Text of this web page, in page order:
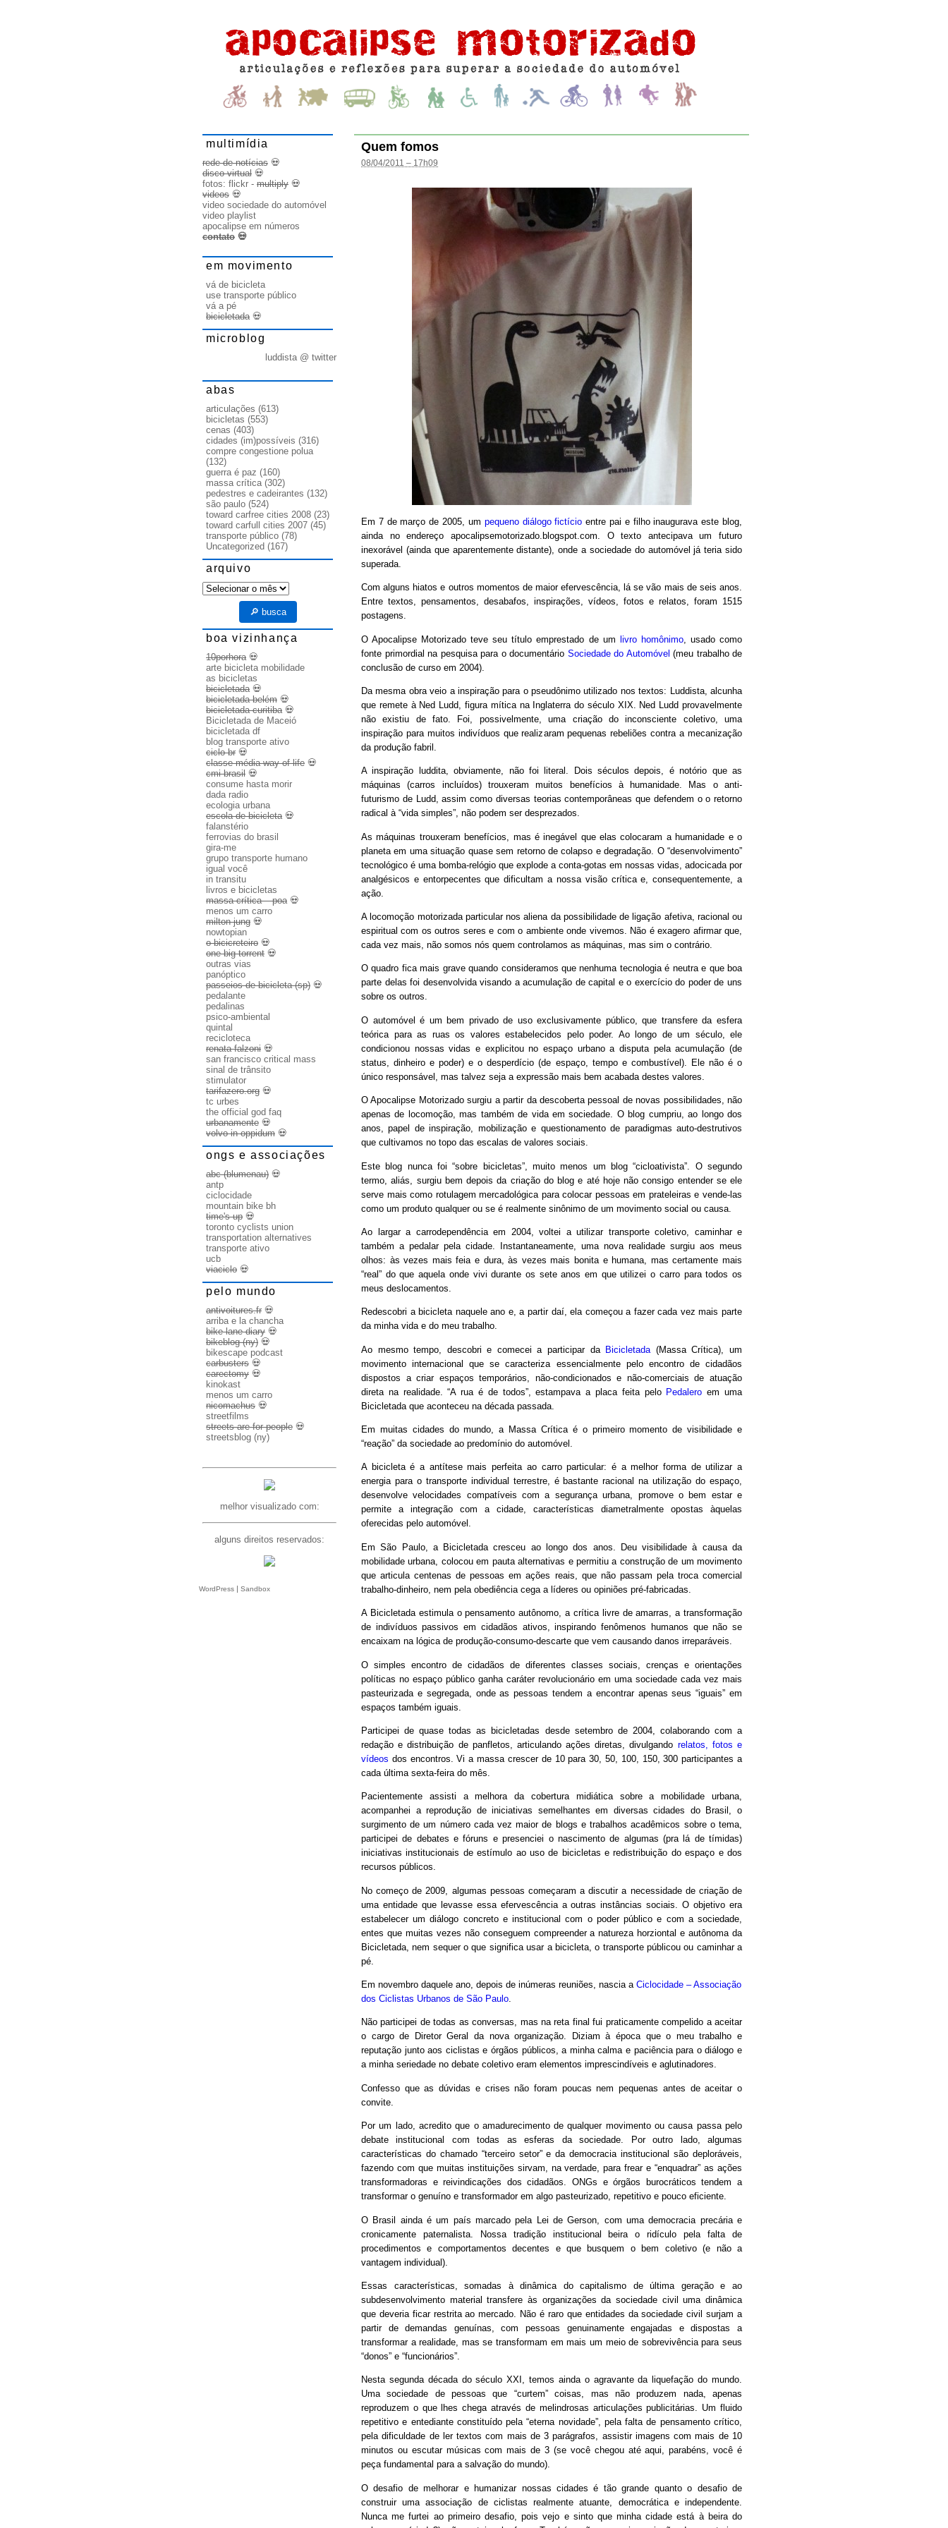
Quem fomos
08/04/2011 – 17h09
Em 7 de março de 2005, um pequeno diálogo fictício entre pai e filho inaugurava este blog,
ainda no endereço apocalipsemotorizado.blogspot.com. O texto antecipava um futuro
inexorável (ainda que aparentemente distante), onde a sociedade do automóvel já teria sido
superada.
Com alguns hiatos e outros momentos de maior efervescência, lá se vão mais de seis anos.
Entre textos, pensamentos, desabafos, inspirações, vídeos, fotos e relatos, foram 1515
postagens.
O Apocalipse Motorizado teve seu título emprestado de um livro homônimo, usado como
fonte primordial na pesquisa para o documentário Sociedade do Automóvel (meu trabalho de
conclusão de curso em 2004).
Da mesma obra veio a inspiração para o pseudônimo utilizado nos textos: Luddista, alcunha
que remete à Ned Ludd, figura mítica na Inglaterra do século XIX. Ned Ludd provavelmente
não existiu de fato. Foi, possivelmente, uma criação do inconsciente coletivo, uma
inspiração para muitos indivíduos que realizaram pequenas rebeliões contra a mecanização
da produção fabril.
A inspiração luddita, obviamente, não foi literal. Dois séculos depois, é notório que as
máquinas (carros incluídos) trouxeram muitos benefícios à humanidade. Mas o anti-
futurismo de Ludd, assim como diversas teorias contemporâneas que defendem o o retorno
radical à “vida simples”, não podem ser desprezados.
As máquinas trouxeram benefícios, mas é inegável que elas colocaram a humanidade e o
planeta em uma situação quase sem retorno de colapso e degradação. O “desenvolvimento”
tecnológico é uma bomba-relógio que explode a conta-gotas em nossas vidas, adocicada por
analgésicos e entorpecentes que dificultam a nossa visão crítica e, consequentemente, a
ação.
A locomoção motorizada particular nos aliena da possibilidade de ligação afetiva, racional ou
espiritual com os outros seres e com o ambiente onde vivemos. Não é exagero afirmar que,
cada vez mais, não somos nós quem controlamos as máquinas, mas sim o contrário.
O quadro fica mais grave quando consideramos que nenhuma tecnologia é neutra e que boa
parte delas foi desenvolvida visando a acumulação de capital e o exercício do poder de uns
sobre os outros.
O automóvel é um bem privado de uso exclusivamente público, que transfere da esfera
teórica para as ruas os valores estabelecidos pelo poder. Ao longo de um século, ele
condicionou nossas vidas e explicitou no espaço urbano a disputa pela acumulação (de
status, dinheiro e poder) e o desperdício (de espaço, tempo e combustível). Ele não é o
único responsável, mas talvez seja a expressão mais bem acabada destes valores.
O Apocalipse Motorizado surgiu a partir da descoberta pessoal de novas possibilidades, não
apenas de locomoção, mas também de vida em sociedade. O blog cumpriu, ao longo dos
anos, papel de inspiração, mobilização e questionamento de paradigmas auto-destrutivos
que cultivamos no topo das escalas de valores sociais.
Este blog nunca foi “sobre bicicletas”, muito menos um blog “cicloativista”. O segundo
termo, aliás, surgiu bem depois da criação do blog e até hoje não consigo entender se ele
serve mais como rotulagem mercadológica para colocar pessoas em prateleiras e vende-las
como um produto qualquer ou se é realmente sinônimo de um movimento social ou causa.
Ao largar a carrodependência em 2004, voltei a utilizar transporte coletivo, caminhar e
também a pedalar pela cidade. Instantaneamente, uma nova realidade surgiu aos meus
olhos: às vezes mais feia e dura, às vezes mais bonita e humana, mas certamente mais
“real” do que aquela onde vivi durante os sete anos em que utilizei o carro para todos os
meus deslocamentos.
Redescobri a bicicleta naquele ano e, a partir daí, ela começou a fazer cada vez mais parte
da minha vida e do meu trabalho.
Ao mesmo tempo, descobri e comecei a participar da Bicicletada (Massa Crítica), um
movimento internacional que se caracteriza essencialmente pelo encontro de cidadãos
dispostos a criar espaços temporários, não-condicionados e não-comerciais de atuação
direta na realidade. “A rua é de todos”, estampava a placa feita pelo Pedalero em uma
Bicicletada que aconteceu na década passada.
Em muitas cidades do mundo, a Massa Crítica é o primeiro momento de visibilidade e
“reação” da sociedade ao predomínio do automóvel.
A bicicleta é a antítese mais perfeita ao carro particular: é a melhor forma de utilizar a
energia para o transporte individual terrestre, é bastante racional na utilização do espaço,
desenvolve velocidades compatíveis com a segurança urbana, promove o bem estar e
permite a integração com a cidade, características diametralmente opostas àquelas
oferecidas pelo automóvel.
Em São Paulo, a Bicicletada cresceu ao longo dos anos. Deu visibilidade à causa da
mobilidade urbana, colocou em pauta alternativas e permitiu a construção de um movimento
que articula centenas de pessoas em ações reais, que não passam pela troca comercial
trabalho-dinheiro, nem pela obediência cega a líderes ou opiniões pré-fabricadas.
A Bicicletada estimula o pensamento autônomo, a crítica livre de amarras, a transformação
de indivíduos passivos em cidadãos ativos, inspirando fenômenos humanos que não se
encaixam na lógica de produção-consumo-descarte que vem causando danos irreparáveis.
O simples encontro de cidadãos de diferentes classes sociais, crenças e orientações
políticas no espaço público ganha caráter revolucionário em uma sociedade cada vez mais
pasteurizada e segregada, onde as pessoas tendem a encontrar apenas seus “iguais” em
espaços também iguais.
Participei de quase todas as bicicletadas desde setembro de 2004, colaborando com a
redação e distribuição de panfletos, articulando ações diretas, divulgando relatos, fotos e
vídeos dos encontros. Vi a massa crescer de 10 para 30, 50, 100, 150, 300 participantes a
cada última sexta-feira do mês.
Pacientemente assisti a melhora da cobertura midiática sobre a mobilidade urbana,
acompanhei a reprodução de iniciativas semelhantes em diversas cidades do Brasil, o
surgimento de um número cada vez maior de blogs e trabalhos acadêmicos sobre o tema,
participei de debates e fóruns e presenciei o nascimento de algumas (pra lá de tímidas)
iniciativas institucionais de estímulo ao uso de bicicletas e redistribuição do espaço e dos
recursos públicos.
No começo de 2009, algumas pessoas começaram a discutir a necessidade de criação de
uma entidade que levasse essa efervescência a outras instâncias sociais. O objetivo era
estabelecer um diálogo concreto e institucional com o poder público e com a sociedade,
entes que muitas vezes não conseguem compreender a natureza horziontal e autônoma da
Bicicletada, nem sequer o que significa usar a bicicleta, o transporte públicou ou caminhar a
pé.
Em novembro daquele ano, depois de inúmeras reuniões, nascia a Ciclocidade – Associação
dos Ciclistas Urbanos de São Paulo.
Não participei de todas as conversas, mas na reta final fui praticamente compelido a aceitar
o cargo de Diretor Geral da nova organização. Diziam à época que o meu trabalho e
reputação junto aos ciclistas e órgãos públicos, a minha calma e paciência para o diálogo e
a minha seriedade no debate coletivo eram elementos imprescindíveis e aglutinadores.
Confesso que as dúvidas e crises não foram poucas nem pequenas antes de aceitar o
convite.
Por um lado, acredito que o amadurecimento de qualquer movimento ou causa passa pelo
debate institucional com todas as esferas da sociedade. Por outro lado, algumas
características do chamado “terceiro setor” e da democracia institucional são deploráveis,
fazendo com que muitas instituições sirvam, na verdade, para frear e “enquadrar” as ações
transformadoras e reivindicações dos cidadãos. ONGs e órgãos burocráticos tendem a
transformar o genuíno e transformador em algo pasteurizado, repetitivo e pouco eficiente.
O Brasil ainda é um país marcado pela Lei de Gerson, com uma democracia precária e
cronicamente paternalista. Nossa tradição institucional beira o ridículo pela falta de
procedimentos e comportamentos decentes e que busquem o bem coletivo (e não a
vantagem individual).
Essas características, somadas à dinâmica do capitalismo de última geração e ao
subdesenvolvimento material transfere às organizações da sociedade civil uma dinâmica
que deveria ficar restrita ao mercado. Não é raro que entidades da sociedade civil surjam a
partir de demandas genuínas, com pessoas genuinamente engajadas e dispostas a
transformar a realidade, mas se transformam em mais um meio de sobrevivência para seus
“donos” e “funcionários”.
Nesta segunda década do século XXI, temos ainda o agravante da liquefação do mundo.
Uma sociedade de pessoas que “curtem” coisas, mas não produzem nada, apenas
reproduzem o que lhes chega através de melindrosas articulações publicitárias. Um fluido
repetitivo e entediante constituído pela “eterna novidade”, pela falta de pensamento crítico,
pela dificuldade de ler textos com mais de 3 parágrafos, assistir imagens com mais de 10
minutos ou escutar músicas com mais de 3 (se você chegou até aqui, parabéns, você é
peça fundamental para a salvação do mundo).
O desafio de melhorar e humanizar nossas cidades é tão grande quanto o desafio de
construir uma associação de ciclistas realmente atuante, democrática e independente.
Nunca me furtei ao primeiro desafio, pois vejo e sinto que minha cidade está à beira do
multimídia
rede de notícias 💀
disco virtual 💀
fotos: flickr - multiply 💀
videos 💀
video sociedade do automóvel
video playlist
apocalipse em números
contato 💀
em movimento
vá de bicicleta
use transporte público
vá a pé
bicicletada💀
microblog
luddista @ twitter
abas
articulações (613)
bicicletas (553)
cenas (403)
cidades (im)possíveis (316)
compre congestione polua
(132)
guerra é paz (160)
massa crítica(302)
pedestres e cadeirantes (132)
são paulo (524)
toward carfree cities 2008 (23)
toward carfull cities 2007 (45)
transporte público (78)
Uncategorized (167)
arquivo
arquivo
🔎 busca
boa vizinhança
10porhora💀
arte bicicleta mobilidade
as bicicletas
bicicletada💀
bicicletada belém 💀
bicicletada curitiba💀
Bicicletada de Maceió
bicicletada df
blog transporte ativo
ciclo br 💀
classe média way of life 💀
cmi brasil 💀
consume hasta morir
dada radio
ecologia urbana
escola de bicicleta💀
falanstério
ferrovias do brasil
gira-me
grupo transporte humano
igual você
in transitu
livros e bicicletas
massa crítica – poa💀
menos um carro
milton jung 💀
nowtopian
o bicicreteiro 💀
one big torrent 💀
outras vias
panóptico
passeios de bicicleta (sp) 💀
pedalante
pedalinas
psico-ambiental
quintal
recicloteca
renata falzoni 💀
san francisco critical mass
sinal de trânsito
stimulator
tarifazero.org 💀
tc urbes
the official god faq
urbanamente 💀
volvo in oppidum 💀
ongs e associações
abc (blumenau) 💀
antp
ciclocidade
mountain bike bh
time's up 💀
toronto cyclists union
transportation alternatives
transporte ativo
ucb
viaciclo 💀
pelo mundo
antivoitures.fr 💀
arriba e la chancha
bike lane diary 💀
bikeblog (ny) 💀
bikescape podcast
carbusters 💀
carectomy 💀
kinokast
menos um carro
nicomachus 💀
streetfilms
streets are for people 💀
streetsblog (ny)
melhor visualizado com:
alguns direitos reservados:
WordPress | Sandbox